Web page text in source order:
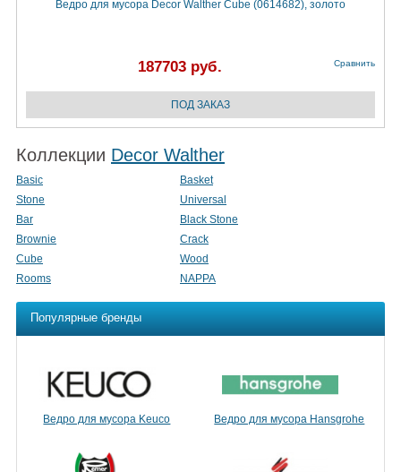
Ведро для мусора Decor Walther Cube (0614682), золото
187703 руб. Сравнить
Коллекции Decor Walther
Basic
Basket
Stone
Universal
Bar
Black Stone
Brownie
Crack
Cube
Wood
Rooms
NAPPA
Популярные бренды
Ведро для мусора Keuco Ведро для мусора Hansgrohe